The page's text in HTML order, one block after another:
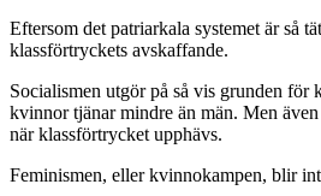
Eftersom det patriarkala systemet är så
klassförtryckets avskaffande.
Socialismen utgör på så vis grunden för
kvinnor tjänar mindre än män. Men
när klassförtrycket upphävs.
Feminismen, eller kvinnokampen, blir